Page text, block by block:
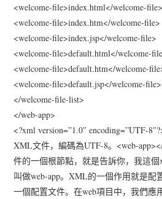
<welcome-file>index.html</welcome-file>
<welcome-file>index.htm</welcome-file>
<welcome-file>index.jsp</welcome-file>
<welcome-file>default.html</welcome-
<welcome-file>default.htm</welcome-
<welcome-file>default.jsp</welcome-file>
</welcome-file-list>
</web-app>
<?xml version=”1.0″ encoding=”UTF-
XML文件，編碼為UTF-8。<web-
件的一個根節點，就是告訴你，我這
叫做web-app。XML的一個作用就是配
一個配置文件。在web項目中，我們應